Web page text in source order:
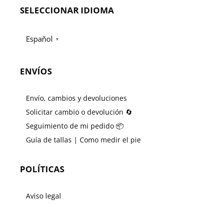
SELECCIONAR IDIOMA
Español ▼
ENVÍOS
Envío, cambios y devoluciones
Solicitar cambio o devolución 🔄
Seguimiento de mi pedido 📦
Guía de tallas | Como medir el pie
POLÍTICAS
Aviso legal